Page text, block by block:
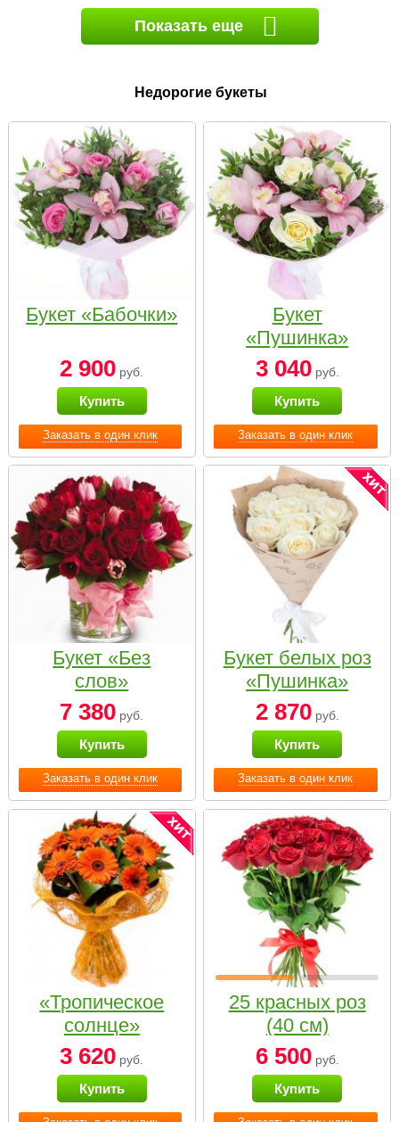
Показать еще
Недорогие букеты
Заказать в один клик
Букет «Бабочки»
2 900 руб.
Купить
Заказать в один клик
Букет
«Пушинка»
3 040руб.
Купить
Заказать в один клик
Букет «Без
слов»
7 380 руб.
Купить
Заказать в один клик
Букет белых роз
«Пушинка»
2 870руб.
Купить
«Тропическое
солнце»
3 620 руб.
Купить
25 красных роз
(40 см)
6 500руб.
Купить